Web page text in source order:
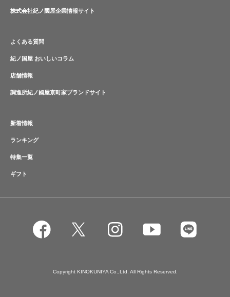
株式会社紀ノ國屋企業情報サイト
よくある質問
紀ノ国屋 おいしいコラム
店舗情報
調進所紀ノ國屋京町家ブランドサイト
新着情報
ランキング
特集一覧
ギフト
Copyright KINOKUNIYA Co.,Ltd. All Rights Reserved.